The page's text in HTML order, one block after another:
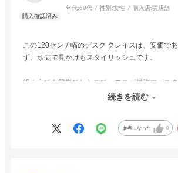
年代:60代 性別:女性 購入店:実店舗
この120センチ幅のデスク クレイスは、安価で
ず、頑丈で見かけもスタイリッシュです。
組み立ても簡単でしたので、コスパ最強のデス
続きを読む
参考になった 0